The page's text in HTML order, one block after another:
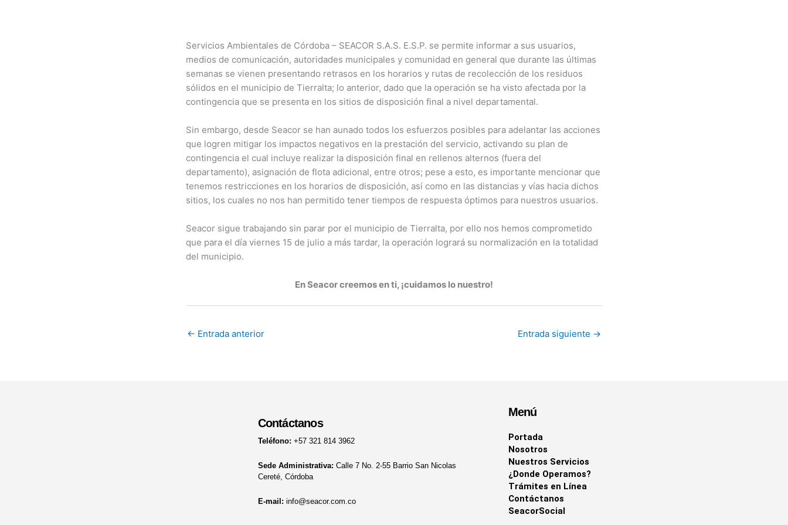
Servicios Ambientales de Córdoba – SEACOR S.A.S. E.S.P. se permite informar a sus usuarios,
medios de comunicación, autoridades municipales y comunidad en general que durante las últimas
semanas se vienen presentando retrasos en los horarios y rutas de recolección de los residuos
sólidos en el municipio de Tierralta; lo anterior, dado que la operación se ha visto afectada por la
contingencia que se presenta en los sitios de disposición final a nivel departamental.
Sin embargo, desde Seacor se han aunado todos los esfuerzos posibles para adelantar las acciones
que logren mitigar los impactos negativos en la prestación del servicio, activando su plan de
contingencia el cual incluye realizar la disposición final en rellenos alternos (fuera del
departamento), asignación de flota adicional, entre otros; pese a esto, es importante mencionar que
tenemos restricciones en los horarios de disposición, así como en las distancias y vías hacia dichos
sitios, los cuales no nos han permitido tener tiempos de respuesta óptimos para nuestros usuarios.
Seacor sigue trabajando sin parar por el municipio de Tierralta, por ello nos hemos comprometido
que para el día viernes 15 de julio a más tardar, la operación logrará su normalización en la totalidad
del municipio.
En Seacor creemos en ti, ¡cuidamos lo nuestro!
← Entrada anterior Entrada siguiente →
Contáctanos
Teléfono: +57 321 814 3962
Sede Administrativa: Calle 7 No. 2-55 Barrio San Nicolas
Cereté, Córdoba
E-mail: info@seacor.com.co
Menú
Portada
Nosotros
Nuestros Servicios
¿Donde Operamos?
Trámites en Línea
Contáctanos
SeacorSocial